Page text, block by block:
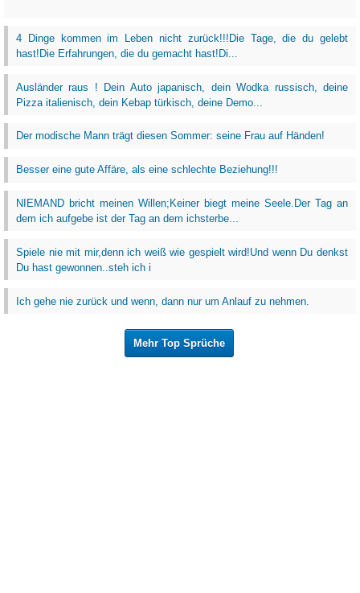
4 Dinge kommen im Leben nicht zurück!!!Die Tage, die du gelebt
hast!Die Erfahrungen, die du gemacht hast!Di...
Ausländer raus ! Dein Auto japanisch, dein Wodka russisch, deine
Pizza italienisch, dein Kebap türkisch, deine Demo...
Der modische Mann trägt diesen Sommer: seine Frau auf Händen!
Besser eine gute Affäre, als eine schlechte Beziehung!!!
NIEMAND bricht meinen Willen;Keiner biegt meine Seele.Der Tag an
dem ich aufgebe ist der Tag an dem ichsterbe...
Spiele nie mit mir,denn ich weiß wie gespielt wird!Und wenn Du denkst
Du hast gewonnen..steh ich i
Ich gehe nie zurück und wenn, dann nur um Anlauf zu nehmen.
Mehr Top Sprüche